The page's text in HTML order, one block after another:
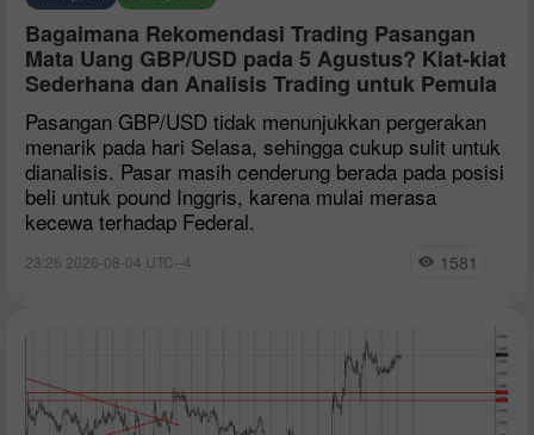
Bagaimana Rekomendasi Trading Pasangan
Mata Uang GBP/USD pada 5 Agustus? Kiat-kiat
Sederhana dan Analisis Trading untuk Pemula
Pasangan GBP/USD tidak menunjukkan pergerakan
menarik pada hari Selasa, sehingga cukup sulit untuk
dianalisis. Pasar masih cenderung berada pada posisi
beli untuk pound Inggris, karena mulai merasa
kecewa terhadap Federal.
23:26 2026-08-04 UTC--4 1581